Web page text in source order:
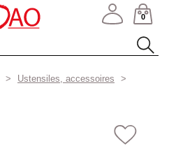
0
Ustensiles, accessoires